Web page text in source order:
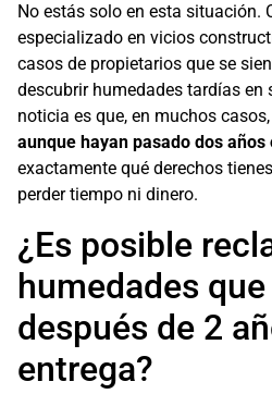
No estás solo en esta situación.
especializado en vicios
casos de propietarios que se
descubrir humedades tardías en
noticia es que, en muchos casos,
aunque hayan pasado dos años
exactamente qué derechos
perder tiempo ni dinero.
¿Es posible
humedades
después de 2
entrega?